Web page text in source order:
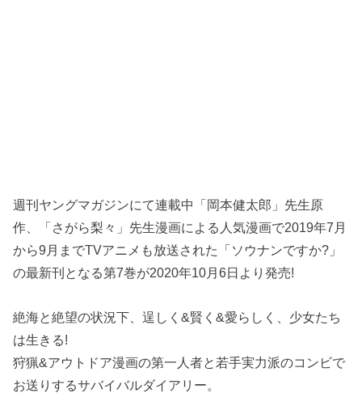
週刊ヤングマガジンにて連載中「岡本健太郎」先生原
作、「さがら梨々」先生漫画による人気漫画で2019年7月
から9月までTVアニメも放送された「ソウナンですか?」
の最新刊となる第7巻が2020年10月6日より発売!
絶海と絶望の状況下、逞しく&賢く&愛らしく、少女たち
は生きる!
狩猟&アウトドア漫画の第一人者と若手実力派のコンビで
お送りするサバイバルダイアリー。